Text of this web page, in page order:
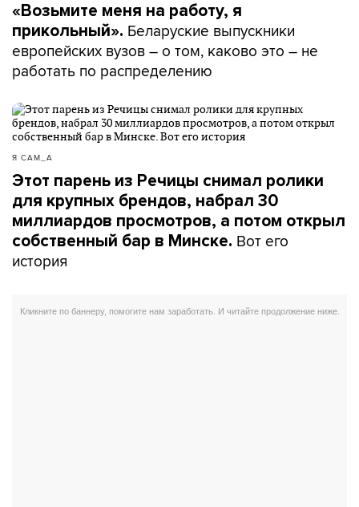
«Возьмите меня на работу, я
прикольный». Беларуские выпускники
европейских вузов – о том, каково это – не
работать по распределению
Я САМ_А
Этот парень из Речицы снимал ролики
для крупных брендов, набрал 30
миллиардов просмотров, а потом открыл
собственный бар в Минске. Вот его
история